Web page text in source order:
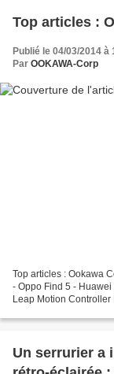
Top articles :
Publié le 04/03/2014 à
Par OOKAWA-Corp
Top articles : Ookawa
- Oppo Find 5 -
Leap Motion
Un serrurier a